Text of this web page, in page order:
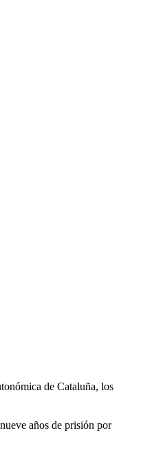
de Cataluña, los
años de prisión por